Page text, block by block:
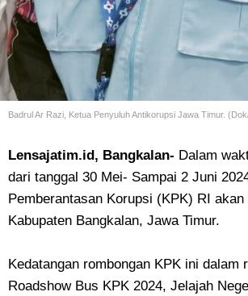
Badrul Ar Razi, Ketua Penyuluh Antikorupsi Jawa Timur.
Lensajatim.id, Bangkalan- Dalam
dari tanggal 30 Mei- Sampai 2 Juni
Pemberantasan Korupsi (KPK) RI akan
Kabupaten Bangkalan, Jawa Timur.
Kedatangan rombongan KPK ini dalam
Roadshow Bus KPK 2024, Jelajah